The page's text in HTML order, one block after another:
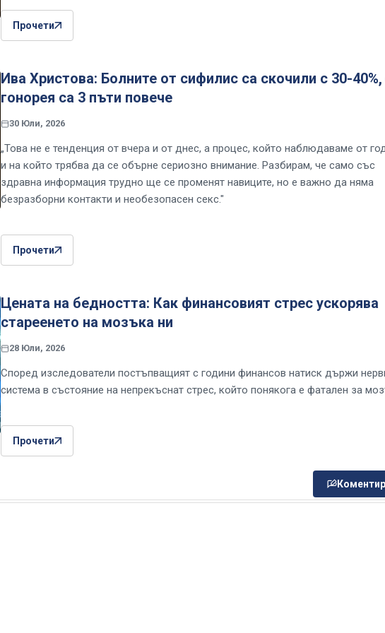
Прочети
Ива Христова: Болните от сифилис са скочили с 30-40%,
гонорея са 3 пъти повече
30 Юли, 2026
„Това не е тенденция от вчера и от днес, а процес, който наблюдаваме от
и на който трябва да се обърне сериозно внимание. Разбирам, че само със
здравна информация трудно ще се променят навиците, но е важно да няма
безразборни контакти и необезопасен секс."
Прочети
Цената на бедността: Как финансовият стрес ускорява
стареенето на мозъка ни
28 Юли, 2026
Според изследователи постъпващият с години финансов натиск държи
система в състояние на непрекъснат стрес, който понякога е фатален за
Прочети